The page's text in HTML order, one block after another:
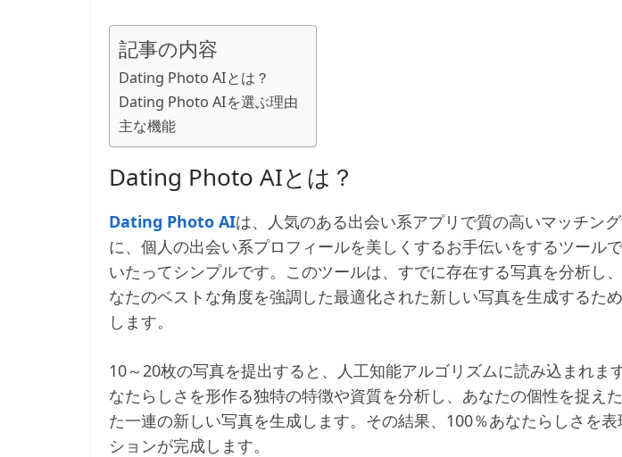
記事の内容
Dating Photo AIとは？
Dating Photo AIを選ぶ理由
主な機能
Dating Photo AIとは？
Dating Photo AIは、人気のある出会い系アプリで質の高いマッチン
に、個人の出会い系プロフィールを美しくするお手伝いをするツール
いたってシンプルです。このツールは、すでに存在する写真を分析し
なたのベストな角度を強調した最適化された新しい写真を生成するた
します。
10～20枚の写真を提出すると、人工知能アルゴリズムに読み込まれま
なたらしさを形作る独特の特徴や資質を分析し、あなたの個性を捉え
た一連の新しい写真を生成します。その結果、100％あなたらしさを
ションが完成します。